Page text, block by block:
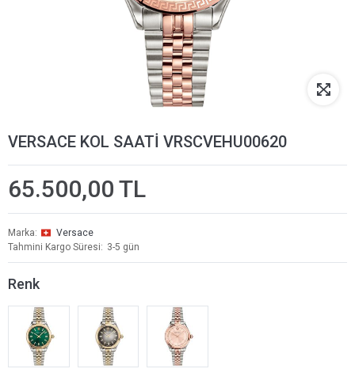
VERSACE KOL SAATİ VRSCVEHU00620
65.500,00 TL
Marka
Versace
Tahmini Kargo Süresi
3-5 gün
Renk